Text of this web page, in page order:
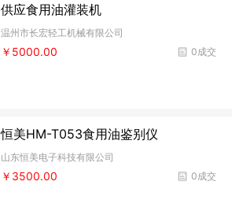
供应食用油灌装机
温州市长宏轻工机械有限公司
0成交
￥5000.00
恒美HM-T053食用油鉴别仪
山东恒美电子科技有限公司
0成交
￥3500.00